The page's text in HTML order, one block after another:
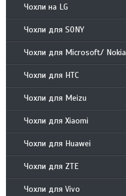
Чохли на LG
Чохли для SONY
Чохли для Microsoft/ Nokia
Чохли для HTC
Чохли для Meizu
Чохли для Xiaomi
Чохли для Huawei
Чохли для ZTE
Чохли для Vivo